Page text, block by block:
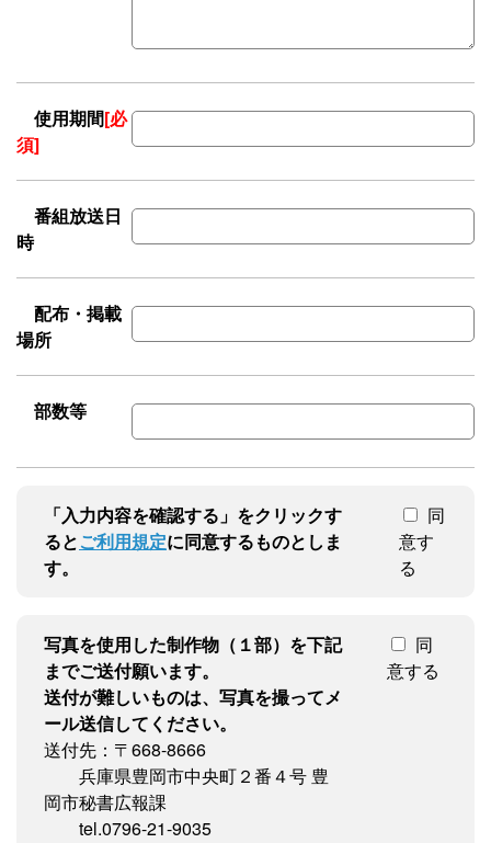
使用期間[必
須]
番組放送日
時
配布・掲載
場所
部数等
「入力内容を確認する」をクリックす
るとご利用規定に同意するものとしま
す。
同
意す
る
写真を使用した制作物（１部）を下記
までご送付願います。
送付が難しいものは、写真を撮ってメ
ール送信してください。
送付先：〒668-8666
兵庫県豊岡市中央町２番４号 豊
岡市秘書広報課
tel.0796-21-9035
同
意する